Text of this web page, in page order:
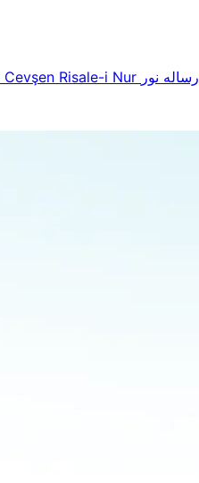
Cevşen Risale-i Nur